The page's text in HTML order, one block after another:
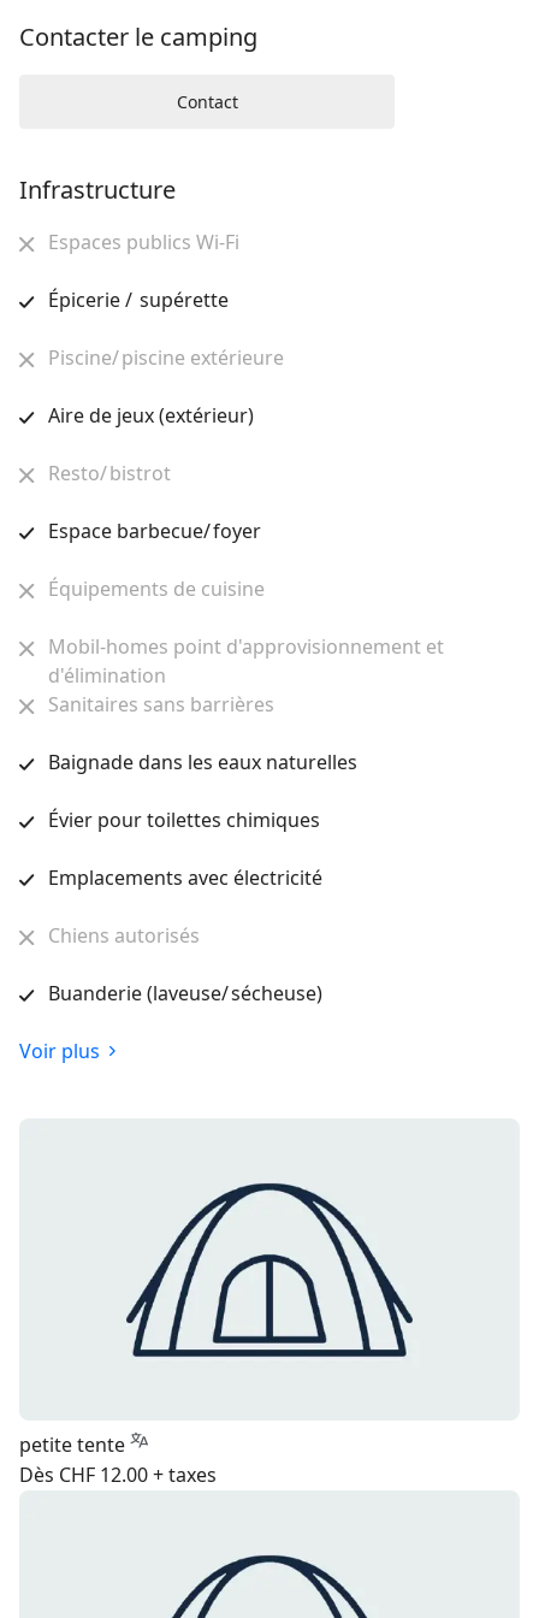
Contacter le camping
Contact
Infrastructure
Espaces publics Wi-Fi
Épicerie / supérette
Piscine/ piscine extérieure
Aire de jeux (extérieur)
Resto/ bistrot
Espace barbecue/ foyer
Équipements de cuisine
Mobil-homes point d'approvisionnement et
d'élimination
Sanitaires sans barrières
Baignade dans les eaux naturelles
Évier pour toilettes chimiques
Emplacements avec électricité
Chiens autorisés
Buanderie (laveuse/ sécheuse)
Voir plus
petite tente
Dès CHF 12.00 + taxes